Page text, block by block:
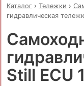
Каталог› Тележки ›
гидравлическая
Still ECU